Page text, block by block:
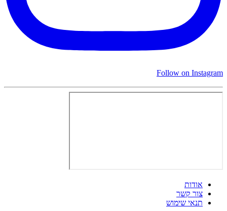
Follow on Instagram
אודות
צור קשר
תנאי שימוש